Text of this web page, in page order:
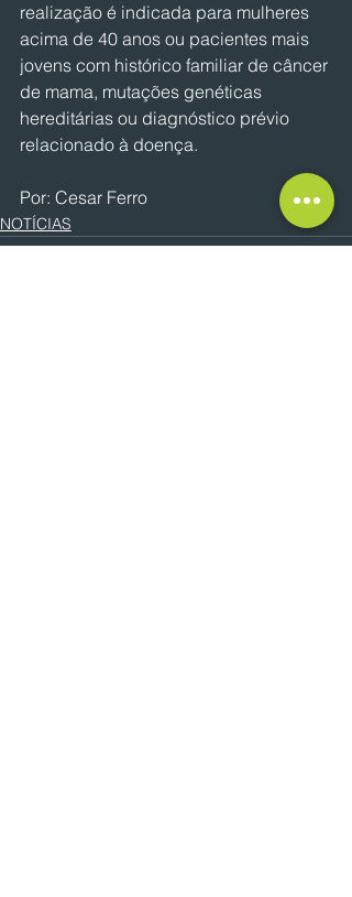
realização é indicada para mulheres
acima de 40 anos ou pacientes mais
jovens com histórico familiar de câncer
de mama, mutações genéticas
hereditárias ou diagnóstico prévio
relacionado à doença.
Por: Cesar Ferro
NOTÍCIAS